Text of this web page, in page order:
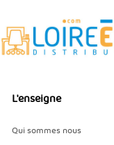
L'enseigne
Qui sommes nous